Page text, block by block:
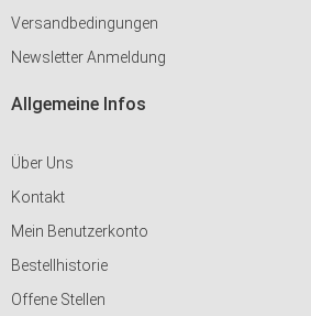
Versandbedingungen
Newsletter Anmeldung
Allgemeine Infos
Über Uns
Kontakt
Mein Benutzerkonto
Bestellhistorie
Offene Stellen